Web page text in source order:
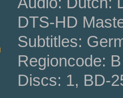
DTS-HD
Subtitles:
Regioncode:
Discs: 1, BD-